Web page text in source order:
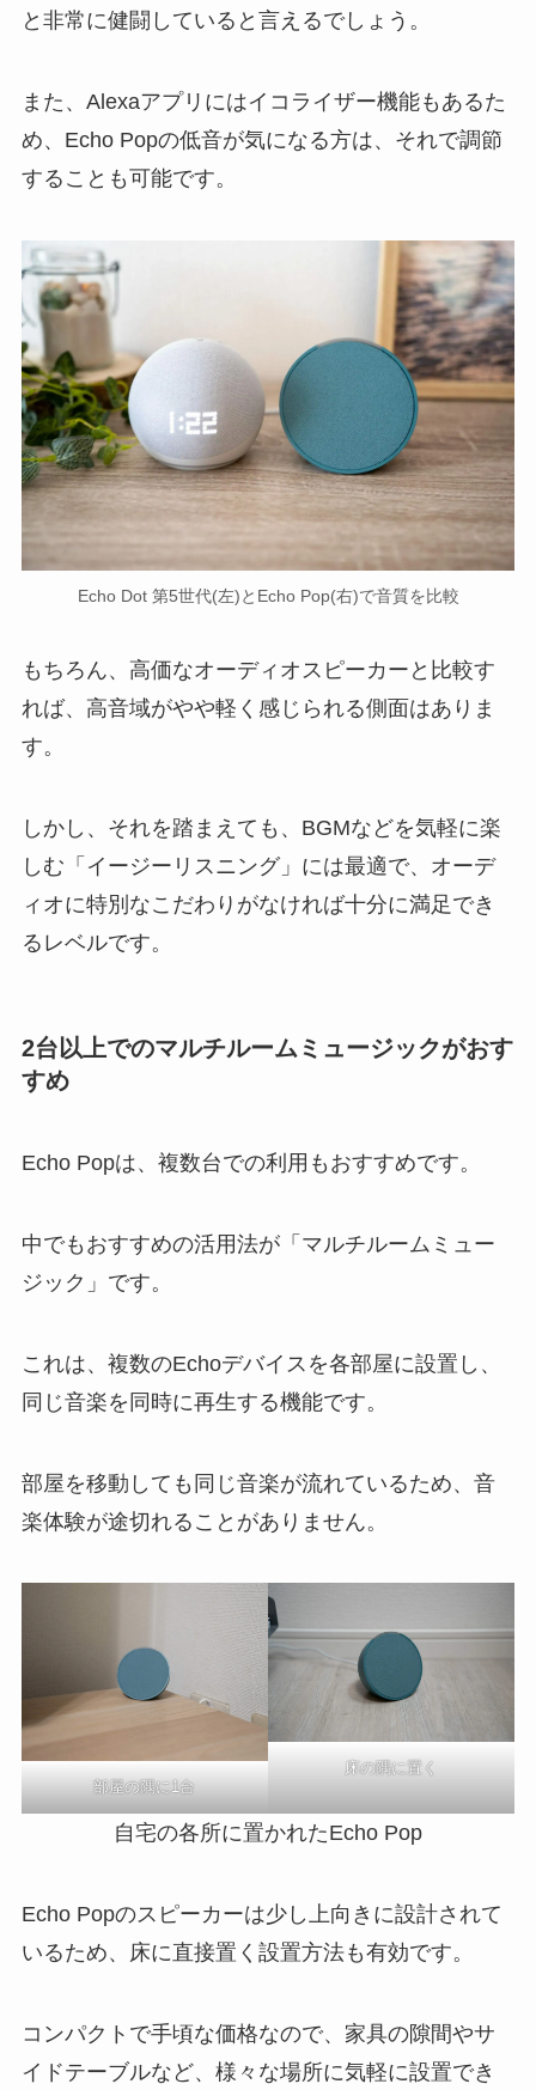
と非常に健闘していると言えるでしょう。
また、Alexaアプリにはイコライザー機能もあるた
め、Echo Popの低音が気になる方は、それで調節
することも可能です。
Echo Dot 第5世代(左)とEcho Pop(右)で音質を比較
もちろん、高価なオーディオスピーカーと比較す
れば、高音域がやや軽く感じられる側面はありま
す。
しかし、それを踏まえても、BGMなどを気軽に楽
しむ「イージーリスニング」には最適で、オーデ
ィオに特別なこだわりがなければ十分に満足でき
るレベルです。
2台以上でのマルチルームミュージックがおす
すめ
Echo Popは、複数台での利用もおすすめです。
中でもおすすめの活用法が「マルチルームミュー
ジック」です。
これは、複数のEchoデバイスを各部屋に設置し、
同じ音楽を同時に再生する機能です。
部屋を移動しても同じ音楽が流れているため、音
楽体験が途切れることがありません。
部屋の隅に1台
床の隅に置く
自宅の各所に置かれたEcho Pop
Echo Popのスピーカーは少し上向きに設計されて
いるため、床に直接置く設置方法も有効です。
コンパクトで手頃な価格なので、家具の隙間やサ
イドテーブルなど、様々な場所に気軽に設置でき